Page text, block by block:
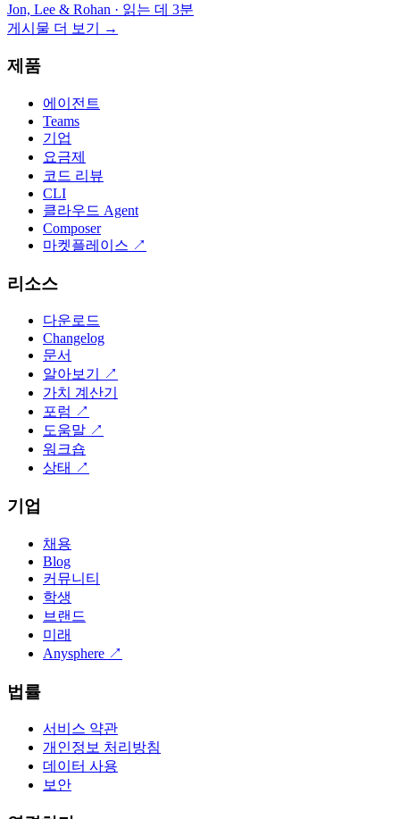
Jon, Lee & Rohan · 읽는 데 3분
게시물 더 보기
→
제품
에이전트
Teams
기업
요금제
코드 리뷰
CLI
클라우드 Agent
Composer
마켓플레이스 ↗
리소스
다운로드
Changelog
문서
알아보기
↗
가치 계산기
포럼 ↗
도움말 ↗
워크숍
상태 ↗
기업
채용
Blog
커뮤니티
학생
브랜드
미래
Anysphere ↗
법률
서비스 약관
개인정보 처리방침
데이터 사용
보안